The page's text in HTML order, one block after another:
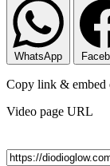
WhatsApp
Copy link & embed
Video page URL